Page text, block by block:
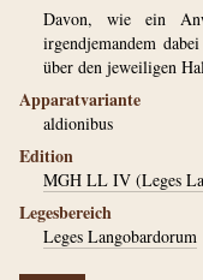
Davon, wie ein
irgendjemandem
über den jeweiligen
Apparatvariante
aldionibus
Edition
MGH LL IV (Leges
Legesbereich
Leges Langobardorum